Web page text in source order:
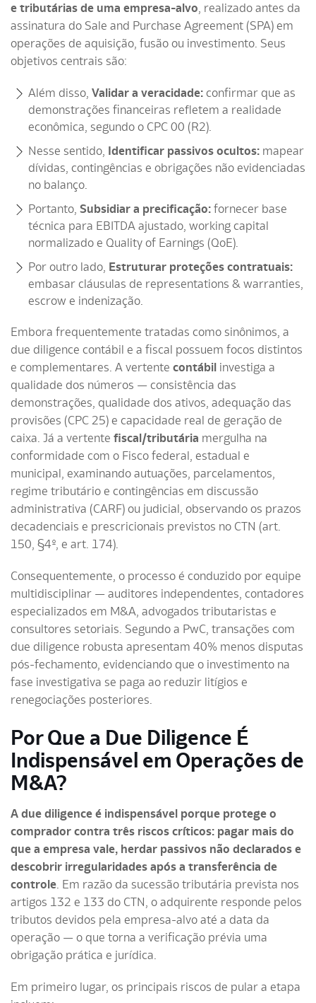
e tributárias de uma empresa-alvo, realizado antes da
assinatura do Sale and Purchase Agreement (SPA) em
operações de aquisição, fusão ou investimento. Seus
objetivos centrais são:
Além disso, Validar a veracidade: confirmar que as
demonstrações financeiras refletem a realidade
econômica, segundo o CPC 00 (R2).
Nesse sentido, Identificar passivos ocultos: mapear
dívidas, contingências e obrigações não evidenciadas
no balanço.
Portanto, Subsidiar a precificação: fornecer base
técnica para EBITDA ajustado, working capital
normalizado e Quality of Earnings (QoE).
Por outro lado, Estruturar proteções contratuais:
embasar cláusulas de representations & warranties,
escrow e indenização.
Embora frequentemente tratadas como sinônimos, a
due diligence contábil e a fiscal possuem focos distintos
e complementares. A vertente contábil investiga a
qualidade dos números — consistência das
demonstrações, qualidade dos ativos, adequação das
provisões (CPC 25) e capacidade real de geração de
caixa. Já a vertente fiscal/tributária mergulha na
conformidade com o Fisco federal, estadual e
municipal, examinando autuações, parcelamentos,
regime tributário e contingências em discussão
administrativa (CARF) ou judicial, observando os prazos
decadenciais e prescricionais previstos no CTN (art.
150, §4º, e art. 174).
Consequentemente, o processo é conduzido por equipe
multidisciplinar — auditores independentes, contadores
especializados em M&A, advogados tributaristas e
consultores setoriais. Segundo a PwC, transações com
due diligence robusta apresentam 40% menos disputas
pós-fechamento, evidenciando que o investimento na
fase investigativa se paga ao reduzir litígios e
renegociações posteriores.
Por Que a Due Diligence É
Indispensável em Operações de
M&A?
A due diligence é indispensável porque protege o
comprador contra três riscos críticos: pagar mais do
que a empresa vale, herdar passivos não declarados e
descobrir irregularidades após a transferência de
controle. Em razão da sucessão tributária prevista nos
artigos 132 e 133 do CTN, o adquirente responde pelos
tributos devidos pela empresa-alvo até a data da
operação — o que torna a verificação prévia uma
obrigação prática e jurídica.
Em primeiro lugar, os principais riscos de pular a etapa